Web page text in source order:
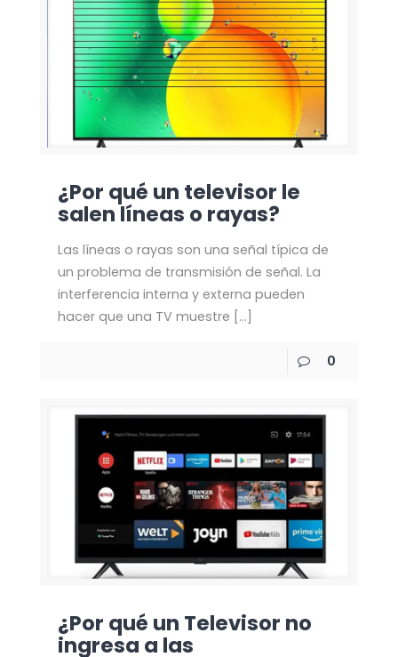
¿Por qué un televisor le
salen líneas o rayas?
Las líneas o rayas son una señal típica de
un problema de transmisión de señal. La
interferencia interna y externa pueden
hacer que una TV muestre […]
0
¿Por qué un Televisor no
ingresa a las